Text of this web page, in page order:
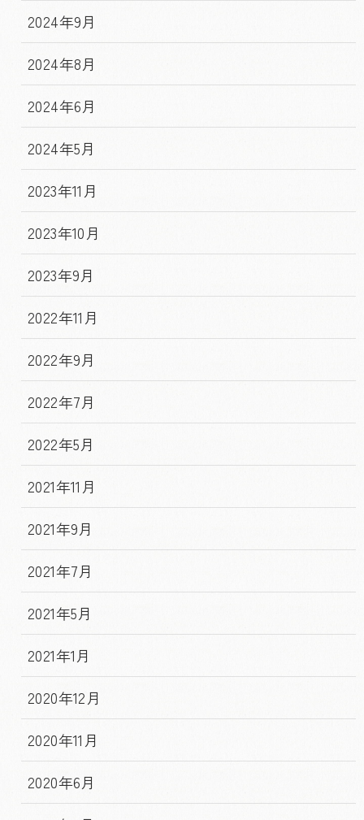
2024年9月
2024年8月
2024年6月
2024年5月
2023年11月
2023年10月
2023年9月
2022年11月
2022年9月
2022年7月
2022年5月
2021年11月
2021年9月
2021年7月
2021年5月
2021年1月
2020年12月
2020年11月
2020年6月